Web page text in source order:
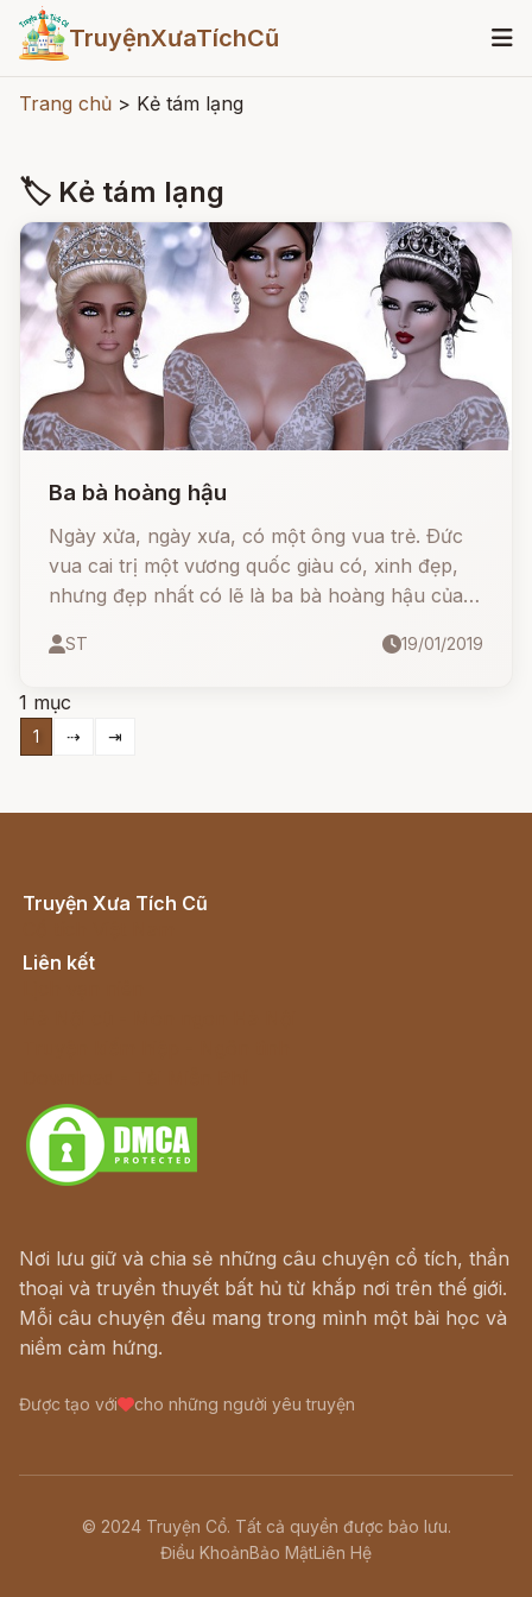
TruyệnXưaTíchCũ
Trang chủ > Kẻ tám lạng
🏷 Kẻ tám lạng
Ba bà hoàng hậu
Ngày xửa, ngày xưa, có một ông vua trẻ. Ðức
vua cai trị một vương quốc giàu có, xinh đẹp,
nhưng đẹp nhất có lẽ là ba bà hoàng hậu của
ST 19/01/2019
1 mục
1 ⇢ ⇥
Truyện Xưa Tích Cũ
Liên kết
Nơi lưu giữ và chia sẻ những câu chuyện cổ tích, thần
thoại và truyền thuyết bất hủ từ khắp nơi trên thế giới.
Mỗi câu chuyện đều mang trong mình một bài học và
niềm cảm hứng.
Được tạo với cho những người yêu truyện
© 2024 Truyện Cổ. Tất cả quyền được bảo lưu.
Điều KhoảnBảo MậtLiên Hệ